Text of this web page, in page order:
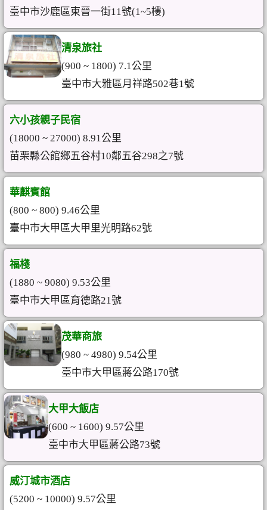
臺中市沙鹿區東晉一街11號(1~5樓)
清泉旅社
(900 ~ 1800) 7.1公里
臺中市大雅區月祥路502巷1號
六小孩親子民宿
(18000 ~ 27000) 8.91公里
苗栗縣公館鄉五谷村10鄰五谷298之7號
華麒賓館
(800 ~ 800) 9.46公里
臺中市大甲區大甲里光明路62號
福棧
(1880 ~ 9080) 9.53公里
臺中市大甲區育德路21號
茂華商旅
(980 ~ 4980) 9.54公里
臺中市大甲區蔣公路170號
大甲大飯店
(600 ~ 1600) 9.57公里
臺中市大甲區蔣公路73號
威汀城市酒店
(5200 ~ 10000) 9.57公里